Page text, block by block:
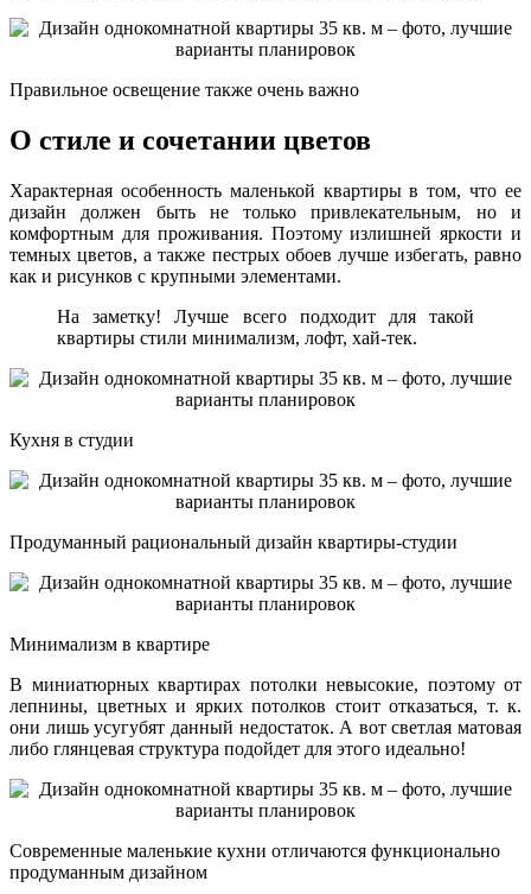
Правильное освещение также очень важно
О стиле и сочетании цветов
Характерная особенность маленькой квартиры в том, что ее
дизайн должен быть не только привлекательным, но и
комфортным для проживания. Поэтому излишней яркости и
темных цветов, а также пестрых обоев лучше избегать, равно
как и рисунков с крупными элементами.
На заметку! Лучше всего подходит для такой
квартиры стили минимализм, лофт, хай-тек.
Кухня в студии
Продуманный рациональный дизайн квартиры-студии
Минимализм в квартире
В миниатюрных квартирах потолки невысокие, поэтому от
лепнины, цветных и ярких потолков стоит отказаться, т. к.
они лишь усугубят данный недостаток. А вот светлая матовая
либо глянцевая структура подойдет для этого идеально!
Современные маленькие кухни отличаются функционально
продуманным дизайном